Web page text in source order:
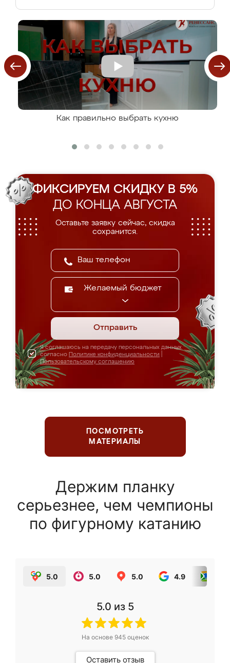
Как правильно выбрать кухню
ФИКСИРУЕМ СКИДКУ В 5%
ДО КОНЦА АВГУСТА
Оставьте заявку сейчас, скидка
сохранится.
Желаемый бюджет
Отправить
Я соглашаюсь на передачу персональных данных
согласно Политике конфиденциальности
Пользовательскому соглашению
ПОСМОТРЕТЬ
МАТЕРИАЛЫ
Держим планку
серьезнее, чем чемпионы
по фигурному катанию
5.0 5.0 5.0 4.9
5.0 из 5
На основе 945оценок
Оставить отзыв